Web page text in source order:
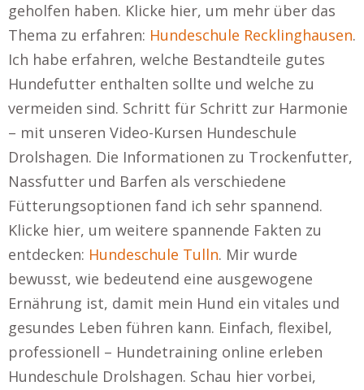
geholfen haben. Klicke hier, um mehr über das
Thema zu erfahren: Hundeschule Recklinghausen.
Ich habe erfahren, welche Bestandteile gutes
Hundefutter enthalten sollte und welche zu
vermeiden sind. Schritt für Schritt zur Harmonie
– mit unseren Video-Kursen Hundeschule
Drolshagen. Die Informationen zu Trockenfutter,
Nassfutter und Barfen als verschiedene
Fütterungsoptionen fand ich sehr spannend.
Klicke hier, um weitere spannende Fakten zu
entdecken: Hundeschule Tulln. Mir wurde
bewusst, wie bedeutend eine ausgewogene
Ernährung ist, damit mein Hund ein vitales und
gesundes Leben führen kann. Einfach, flexibel,
professionell – Hundetraining online erleben
Hundeschule Drolshagen. Schau hier vorbei,